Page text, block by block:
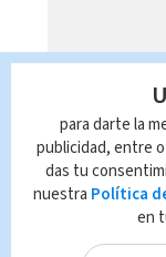
para darte la
publicidad, entre
das tu
nuestra Política
en